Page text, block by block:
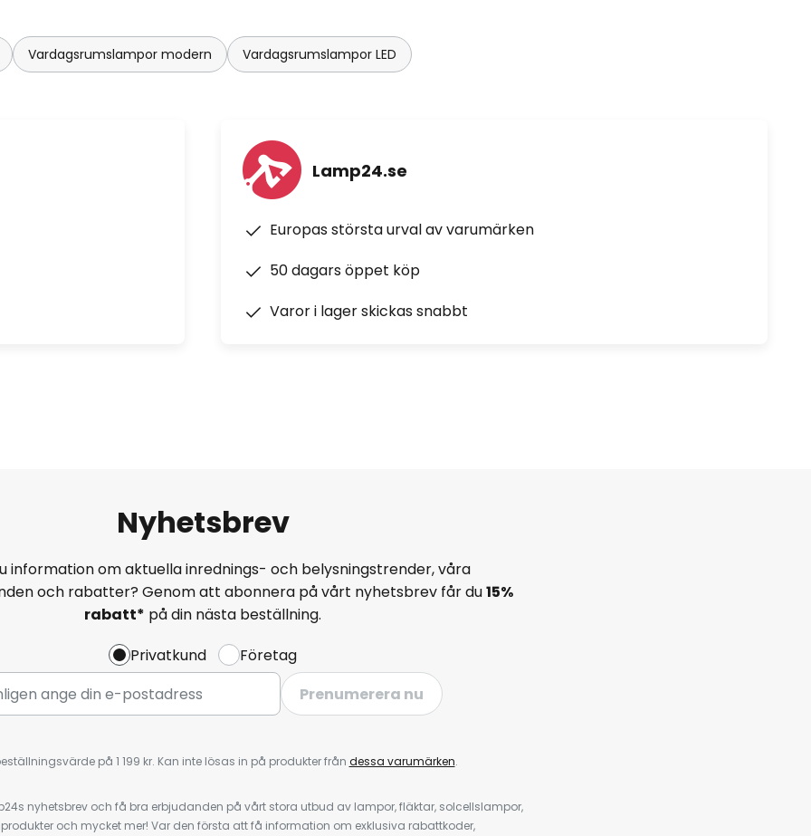
Vardagsrumslampor modern Vardagsrumslampor LED
Lamp24.se
Europas största urval av varumärken
50 dagars öppet köp
Varor i lager skickas snabbt
Nyhetsbrev
information om aktuella inrednings- och belysningstrender, våra
och rabatter? Genom att abonnera på vårt nyhetsbrev får du15%
rabatt* på din nästa beställning.
Privatkund
Företag
Prenumerera nu
på 1 199 kr. Kan inte lösas in på produkter från dessa varumärken.
nyhetsbrev och få bra erbjudanden på vårt stora utbud av lampor, fläktar, solcellslampor,
och mycket mer! Var den första att få information om exklusiva rabattkoder,